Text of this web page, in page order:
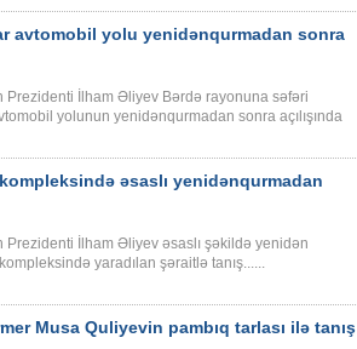
avtomobil yolu yenidənqurmadan sonra
Prezidenti İlham Əliyev Bərdə rayonuna səfəri
yolunun yenidənqurmadan sonra açılışında
əsaslı yenidənqurmadan
Prezidenti İlham Əliyev əsaslı şəkildə yenidən
yaradılan şəraitlə tanış......
Musa Quliyevin pambıq tarlası ilə tanış